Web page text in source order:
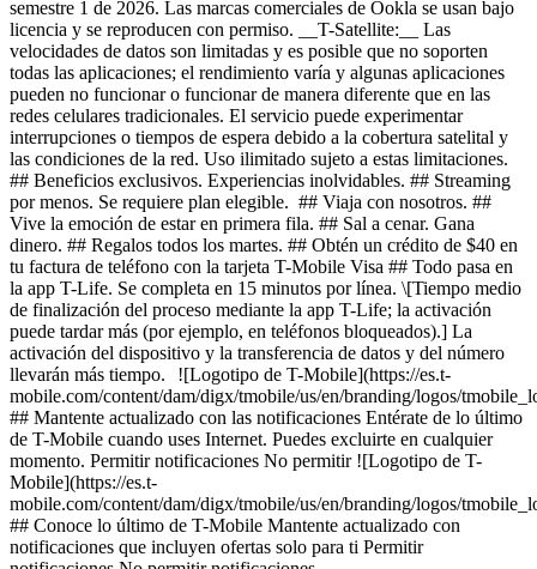
semestre 1 de 2026. Las marcas comerciales de Ookla se usan bajo
licencia y se reproducen con permiso. __T-Satellite:__ Las
velocidades de datos son limitadas y es posible que no soporten
todas las aplicaciones; el rendimiento varía y algunas aplicaciones
pueden no funcionar o funcionar de manera diferente que en las
redes celulares tradicionales. El servicio puede experimentar
interrupciones o tiempos de espera debido a la cobertura satelital y
las condiciones de la red. Uso ilimitado sujeto a estas limitaciones.
## Beneficios exclusivos. Experiencias inolvidables. ## Streaming
por menos. Se requiere plan elegible. ## Viaja con nosotros. ##
Vive la emoción de estar en primera fila. ## Sal a cenar. Gana
dinero. ## Regalos todos los martes. ## Obtén un crédito de $40 en
tu factura de teléfono con la tarjeta T-Mobile Visa ## Todo pasa en
la app T-Life. Se completa en 15 minutos por línea. \[Tiempo medio
de finalización del proceso mediante la app T-Life; la activación
puede tardar más (por ejemplo, en teléfonos bloqueados).] La
activación del dispositivo y la transferencia de datos y del número
llevarán más tiempo. ![Logotipo de T-Mobile](https://es.t-
mobile.com/content/dam/digx/tmobile/us/en/branding/logos/
## Mantente actualizado con las notificaciones Entérate de lo último
de T-Mobile cuando uses Internet. Puedes excluirte en cualquier
momento. Permitir notificaciones No permitir ![Logotipo de T-
Mobile](https://es.t-
mobile.com/content/dam/digx/tmobile/us/en/branding/logos/
## Conoce lo último de T-Mobile Mantente actualizado con
notificaciones que incluyen ofertas solo para ti Permitir